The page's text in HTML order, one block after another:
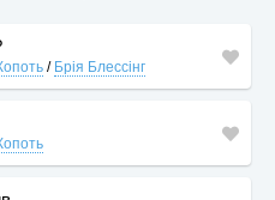
/ Брія Блессінг